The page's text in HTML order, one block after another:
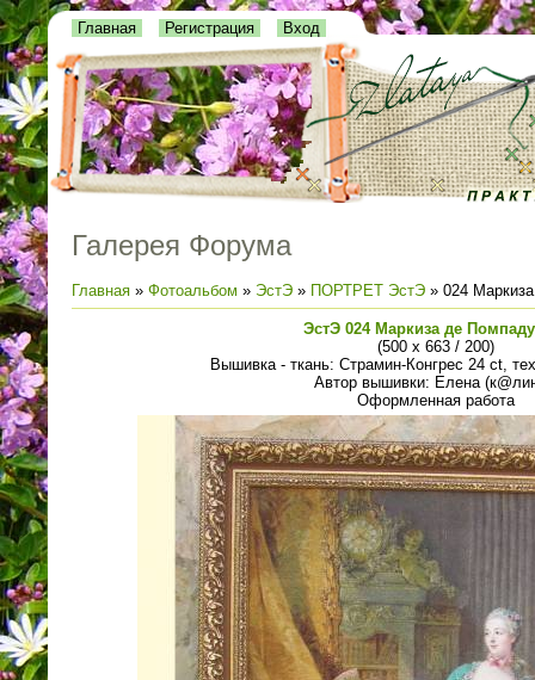
Главная Регистрация Вход
Галерея Форума
Главная » Фотоальбом » ЭстЭ » ПОРТРЕТ ЭстЭ » 024
ЭстЭ 024 Маркиза де
(500 х 663 / 200)
Вышивка - ткань: Страмин-Конгрес 24 ct,
Автор вышивки: Елена
Оформленная работа